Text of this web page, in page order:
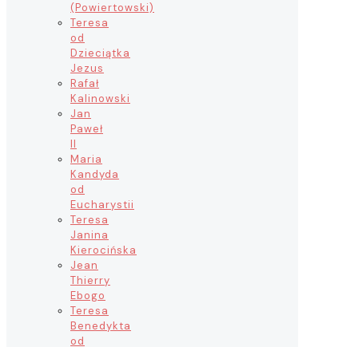
(Powiertowski)
Teresa
od
Dzieciątka
Jezus
Rafał
Kalinowski
Jan
Paweł
II
Maria
Kandyda
od
Eucharystii
Teresa
Janina
Kierocińska
Jean
Thierry
Ebogo
Teresa
Benedykta
od